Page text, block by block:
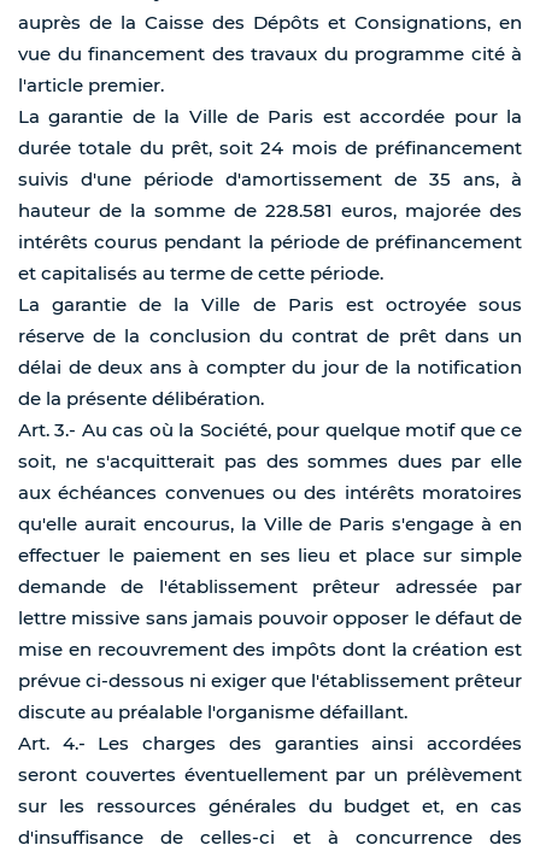
auprès de la Caisse des Dépôts et Consignations, en
vue du financement des travaux du programme cité à
l'article premier.
La garantie de la Ville de Paris est accordée pour la
durée totale du prêt, soit 24 mois de préfinancement
suivis d'une période d'amortissement de 35 ans, à
hauteur de la somme de 228.581 euros, majorée des
intérêts courus pendant la période de préfinancement
et capitalisés au terme de cette période.
La garantie de la Ville de Paris est octroyée sous
réserve de la conclusion du contrat de prêt dans un
délai de deux ans à compter du jour de la notification
de la présente délibération.
Art. 3.- Au cas où la Société, pour quelque motif que ce
soit, ne s'acquitterait pas des sommes dues par elle
aux échéances convenues ou des intérêts moratoires
qu'elle aurait encourus, la Ville de Paris s'engage à en
effectuer le paiement en ses lieu et place sur simple
demande de l'établissement prêteur adressée par
lettre missive sans jamais pouvoir opposer le défaut de
mise en recouvrement des impôts dont la création est
prévue ci-dessous ni exiger que l'établissement prêteur
discute au préalable l'organisme défaillant.
Art. 4.- Les charges des garanties ainsi accordées
seront couvertes éventuellement par un prélèvement
sur les ressources générales du budget et, en cas
d'insuffisance de celles-ci et à concurrence des